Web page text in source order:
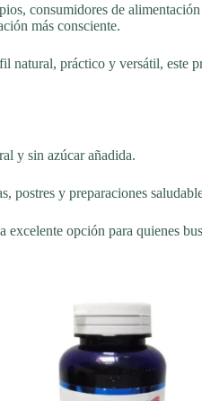
consumidores de
más consciente.
natural, práctico y versátil, este
y sin azúcar añadida.
postres y preparaciones
excelente opción para quienes